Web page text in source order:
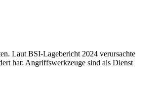
Laut BSI-Lagebericht 2024 verursachte
hat: Angriffswerkzeuge sind als Dienst